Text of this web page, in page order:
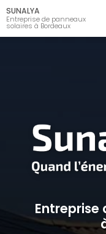
Aller
au
contenu
principal
SUNALYA
Entreprise de panneaux
solaires à Bordeaux
Entreprise